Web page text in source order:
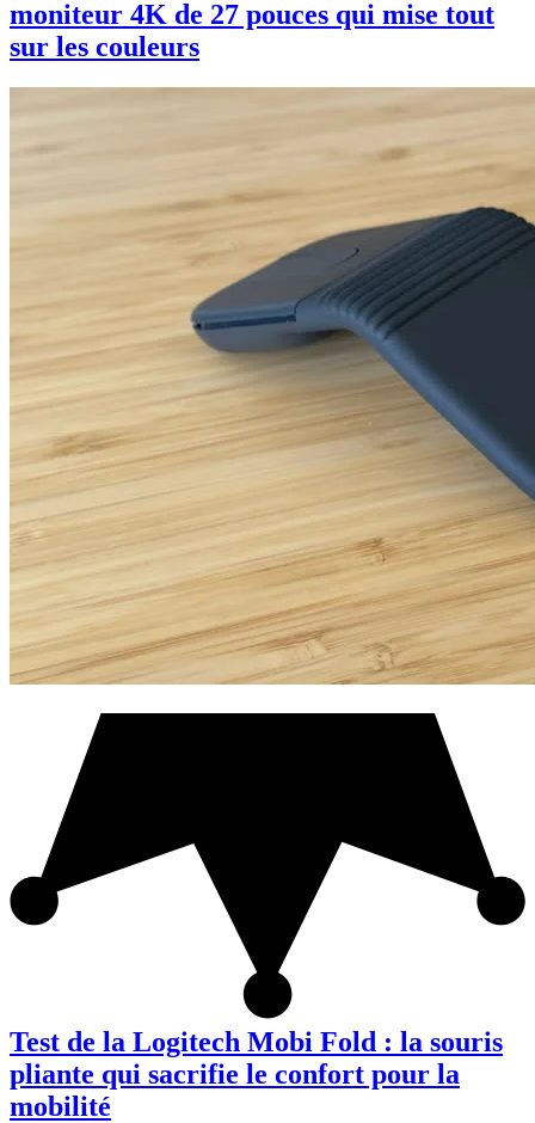
moniteur 4K de 27 pouces qui mise tout
sur les couleurs
Test de la Logitech Mobi Fold : la souris
pliante qui sacrifie le confort pour la
mobilité